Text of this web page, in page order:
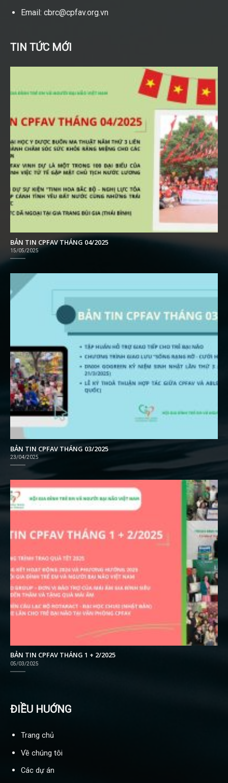
Email: cbrc@cpfav.org.vn
TIN TỨC MỚI
BẢN TIN CPFAV THÁNG 04/2025
15/05/2025
BẢN TIN CPFAV THÁNG 03/2025
23/04/2025
BẢN TIN CPFAV THÁNG 1 + 2/2025
05/03/2025
ĐIỀU HUỚNG
Trang chủ
Về chúng tôi
Các dự án